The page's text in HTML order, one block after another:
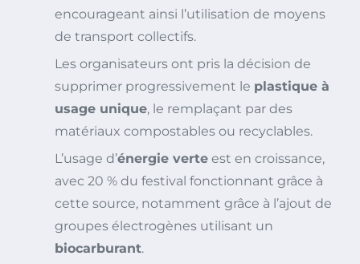
encourageant ainsi l’utilisation de moyens
de transport collectifs.
Les organisateurs ont pris la décision de
supprimer progressivement le plastique à
usage unique, le remplaçant par des
matériaux compostables ou recyclables.
L’usage d’énergie verte est en croissance,
avec 20 % du festival fonctionnant grâce à
cette source, notamment grâce à l’ajout de
groupes électrogènes utilisant un
biocarburant.